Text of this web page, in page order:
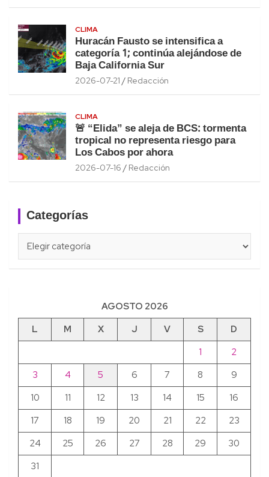
CLIMA
Huracán Fausto se intensifica a
categoría 1; continúa alejándose de
Baja California Sur
2026-07-21 Redacción
CLIMA
🚨 “Elida” se aleja de BCS: tormenta
tropical no representa riesgo para
Los Cabos por ahora
2026-07-16 Redacción
Categorías
AGOSTO 2026
L
M X J V S
D
1
2
3
4 5 6 7 8
9
10
11 12 13 14 15
16
17
18 19 20 21 22
23
24
25 26 27 28 29
30
31